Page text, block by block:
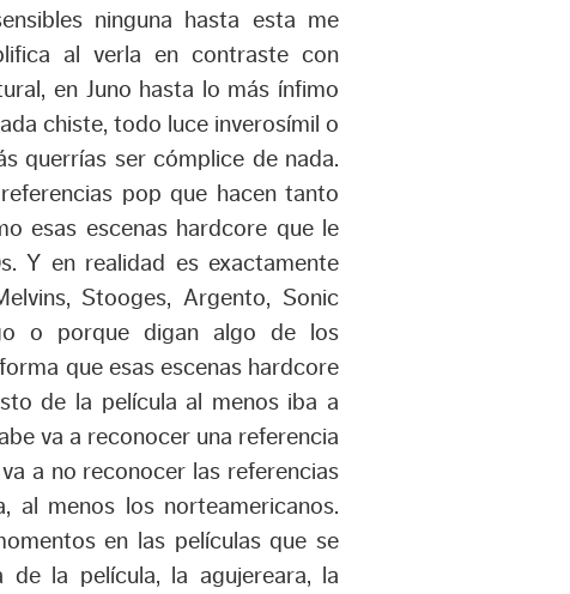
ninguna hasta esta me
al verla en contraste con
en Juno hasta lo más ínfimo
chiste, todo luce inverosímil o
querrías ser cómplice de nada.
pop que hacen tanto
esas escenas hardcore que le
Y en realidad es exactamente
Stooges, Argento, Sonic
o porque digan algo de los
que esas escenas hardcore
de la película al menos iba a
va a reconocer una referencia
a no reconocer las referencias
al menos los norteamericanos.
en las películas que se
la película, la agujereara, la